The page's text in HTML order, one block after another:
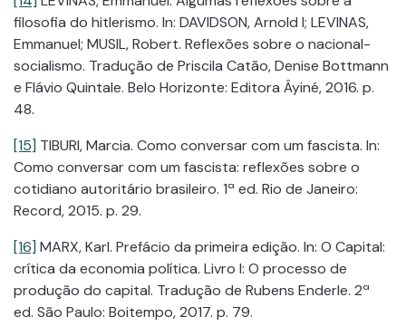
filosofia do hitlerismo. In: DAVIDSON, Arnold I; LEVINAS,
Emmanuel; MUSIL, Robert. Reflexões sobre o nacional-
socialismo. Tradução de Priscila Catão, Denise Bottmann
e Flávio Quintale. Belo Horizonte: Editora Âyiné, 2016. p.
48.
[15] TIBURI, Marcia. Como conversar com um fascista. In:
Como conversar com um fascista: reflexões sobre o
cotidiano autoritário brasileiro. 1ª ed. Rio de Janeiro:
Record, 2015. p. 29.
[16] MARX, Karl. Prefácio da primeira edição. In: O Capital:
crítica da economia política. Livro I: O processo de
produção do capital. Tradução de Rubens Enderle. 2ª
ed. São Paulo: Boitempo, 2017. p. 79.